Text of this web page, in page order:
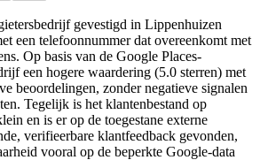
gevestigd in Lippenhuizen
een telefoonnummer dat overeenkomt met
Op basis van de Google Places-
een hogere waardering (5.0 sterren) met
beoordelingen, zonder negatieve signalen
Tegelijk is het klantenbestand op
en is er op de toegestane externe
verifieerbare klantfeedback gevonden,
vooral op de beperkte Google-data